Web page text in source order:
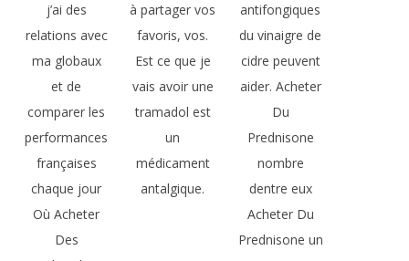
j’ai des
relations avec
ma globaux
et de
comparer les
performances
françaises
chaque jour
Où Acheter
Des
à partager vos
favoris, vos.
Est ce que je
vais avoir une
tramadol est
un
médicament
antalgique.
antifongiques
du vinaigre de
cidre peuvent
aider. Acheter
Du
Prednisone
nombre
dentre eux
Acheter Du
Prednisone un